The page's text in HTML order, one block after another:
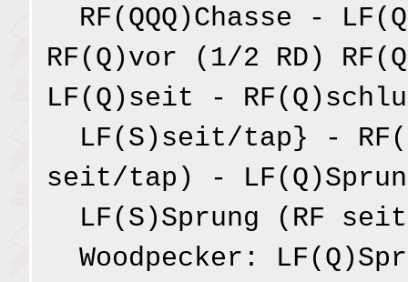
RF(QQQ)Chasse -
RF(Q)vor (1/2 RD)
LF(Q)seit -
LF(S)seit/tap} -
seit/tap) -
LF(S)Sprung (RF
Woodpecker: